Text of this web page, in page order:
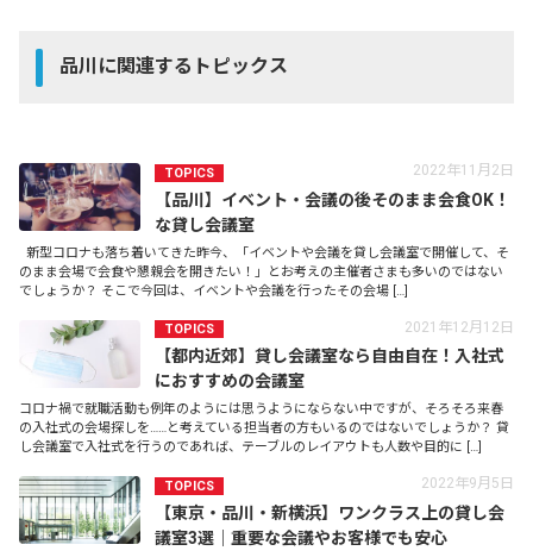
品川に関連するトピックス
TOPICS 2022年11月2日
【品川】イベント・会議の後そのまま会食OK！
な貸し会議室
新型コロナも落ち着いてきた昨今、「イベントや会議を貸し会議室で開催して、そ
のまま会場で会食や懇親会を開きたい！」とお考えの主催者さまも多いのではない
でしょうか？ そこで今回は、イベントや会議を行ったその会場 […]
TOPICS 2021年12月12日
【都内近郊】貸し会議室なら自由自在！入社式
におすすめの会議室
コロナ禍で就職活動も例年のようには思うようにならない中ですが、そろそろ来春
の入社式の会場探しを……と考えている担当者の方もいるのではないでしょうか？ 貸
し会議室で入社式を行うのであれば、テーブルのレイアウトも人数や目的に […]
TOPICS 2022年9月5日
【東京・品川・新横浜】ワンクラス上の貸し会
議室3選｜重要な会議やお客様でも安心